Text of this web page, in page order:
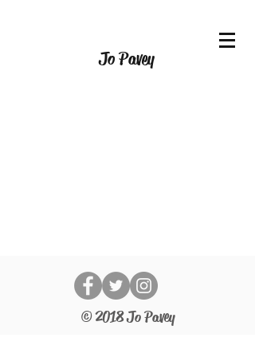
Jo Pavey
© 2018 Jo Pavey